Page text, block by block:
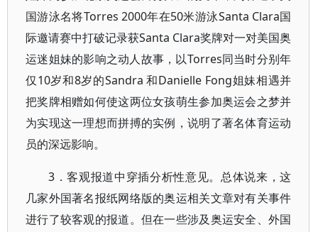
国游泳名将Torres 2000年在50米游泳Santa Clara国
际邀请赛中打破记录获Santa Clara奖牌对一对美国奥
运迷姐妹的影响之动人故事，以Torres同当时分别年
仅10岁和8岁的Sandra 和Danielle Fong姐妹相遇并
把奖牌相赠如何使这两位女孩萌生参加奥运会之梦并
为实现这一理想而拼搏的实例，说明了著名体育运动
员的深远影响。
3．客观报道中穿插分析性意见。总体说来，这
几家外国著名报纸网络版的奥运相关文章对有关事件
进行了较客观的报道。但在一些涉及奥运安全、外国